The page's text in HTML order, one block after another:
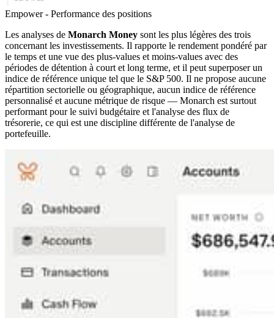
Empower - Performance des positions
Les analyses de Monarch Money sont les plus légères des trois
concernant les investissements. Il rapporte le rendement pondéré par
le temps et une vue des plus-values et moins-values avec des
périodes de détention à court et long terme, et il peut superposer un
indice de référence unique tel que le S&P 500. Il ne propose aucune
répartition sectorielle ou géographique, aucun indice de référence
personnalisé et aucune métrique de risque — Monarch est surtout
performant pour le suivi budgétaire et l'analyse des flux de
trésorerie, ce qui est une discipline différente de l'analyse de
portefeuille.